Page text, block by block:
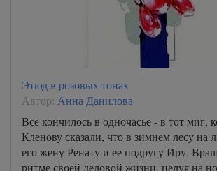
Этюд в розовых тонах
Автор: Анна Данилова
Все кончилось в одночасье - в тот миг,
Кленову сказали, что в зимнем лесу на
его жену Ренату и ее подругу Иру.
ритме своей деловой жизни, целуя на